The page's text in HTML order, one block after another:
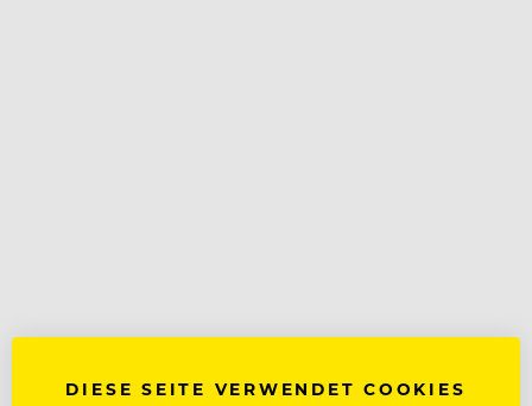
DIESE SEITE VERWENDET COOKIES